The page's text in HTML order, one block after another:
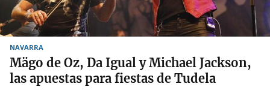
NAVARRA
Mägo de Oz, Da Igual y Michael Jackson,
las apuestas para fiestas de Tudela